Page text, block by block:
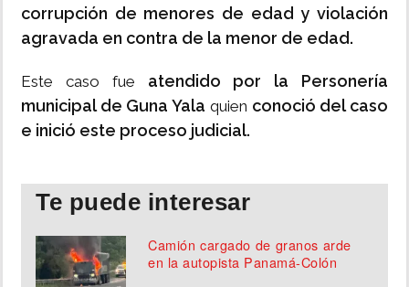
corrupción de menores de edad y violación
agravada en contra de la menor de edad.
Este caso fue atendido por la Personería
municipal de Guna Yala quien conoció del caso
e inició este proceso judicial.
Te puede interesar
Camión cargado de granos arde
en la autopista Panamá-Colón